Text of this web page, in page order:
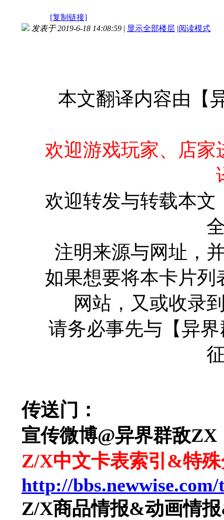
[复制链接]
发表于 2019-6-18 14:08:59 | 显示全部楼层 |阅读模式
本文翻译内容由【
欢迎游戏玩家、店
欢迎转发与转载本
注明来源与网址，
如果想要将本卡片
网站，又或收录
请务必事先与【异
传送门：
宣传微博@异界群敌ZX
Z/X中文卡表索引&特
http://
Z/X商品情报&动画情